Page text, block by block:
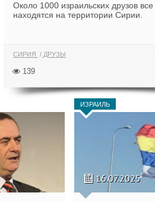
Около 1000 израильских друзов
находятся на территории Сирии.
СИРИЯ ДРУЗЫ
139
ИЗРАИЛЬ
16.07.2025